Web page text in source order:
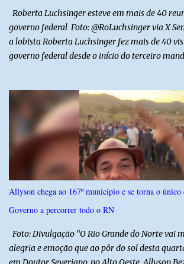
Roberta Luchsinger esteve em mais de 40
governo federal Foto: @RoLuchsinger via X
a lobista Roberta Luchsinger fez mais de 40
governo federal desde o início do terceiro
públicos que participam dos encontros. Em
lobista esteve no Palácio do Planalto e no
Desenvolvimento Social, Wellington Dias,
sócio de Lulinha. Os encontros não foram
oficiais. Fábio Luís é alvo de inquérito aberto
30, a pedido da PF, que apura se ele utilizou a
para defender interesses empresariais com a
pública. Segundo a Polícia Federal, a atuação
ajuda de Luchsinger e se concentrou no
Allyson chega ao 167º município e se torna o único
Governo a percorrer todo o RN
Foto: Divulgação “O Rio Grande do Norte vai
alegria e emoção que ao pôr do sol desta